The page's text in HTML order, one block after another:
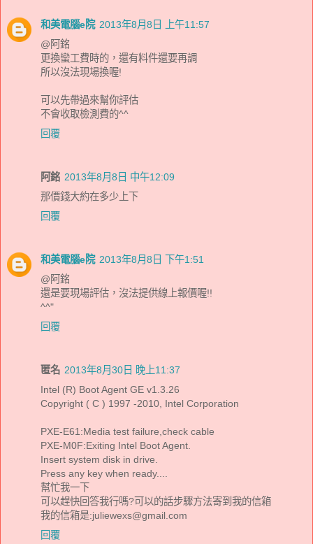
和美電腦e院 2013年8月8日 上午11:57
@阿銘
更換蠻工費時的，還有料件還要再調
所以沒法現場換喔!
可以先帶過來幫你評估
不會收取檢測費的^^
回覆
阿銘 2013年8月8日 中午12:09
那價錢大約在多少上下
回覆
和美電腦e院 2013年8月8日 下午1:51
@阿銘
還是要現場評估，沒法提供線上報價喔!!
^^"
回覆
匿名 2013年8月30日 晚上11:37
Intel (R) Boot Agent GE v1.3.26
Copyright ( C ) 1997 -2010, Intel Corporation
PXE-E61:Media test failure,check cable
PXE-M0F:Exiting Intel Boot Agent.
Insert system disk in drive.
Press any key when ready....
幫忙我一下
可以趕快回答我行嗎?可以的話步驟方法寄到我的信箱
我的信箱是:juliewexs@gmail.com
回覆